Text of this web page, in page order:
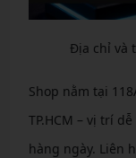
Địa chỉ và
Shop nằm tại
TP.HCM – vị trí
hàng ngày. Liên